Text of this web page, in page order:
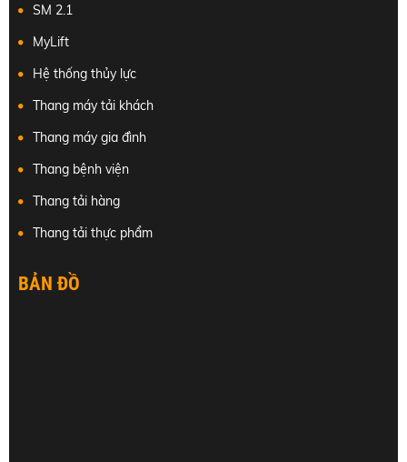
SM 2.1
MyLift
Hệ thống thủy lực
Thang máy tải khách
Thang máy gia đình
Thang bệnh viện
Thang tải hàng
Thang tải thực phẩm
BẢN ĐỒ